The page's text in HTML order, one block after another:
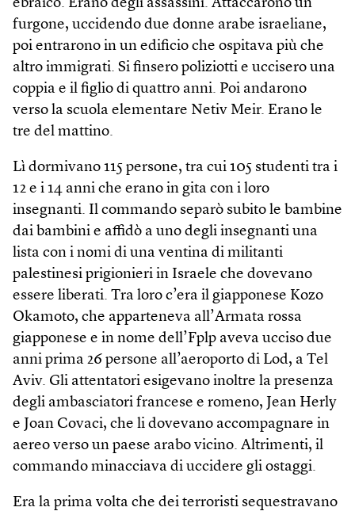
ebraico. Erano degli assassini. Attaccarono un
furgone, uccidendo due donne arabe israeliane,
poi entrarono in un edificio che ospitava più che
altro immigrati. Si finsero poliziotti e uccisero una
coppia e il figlio di quattro anni. Poi andarono
verso la scuola elementare Netiv Meir. Erano le
tre del mattino.
Lì dormivano 115 persone, tra cui 105 studenti tra i
12 e i 14 anni che erano in gita con i loro
insegnanti. Il commando separò subito le bambine
dai bambini e affidò a uno degli insegnanti una
lista con i nomi di una ventina di militanti
palestinesi prigionieri in Israele che dovevano
essere liberati. Tra loro c’era il giapponese Kozo
Okamoto, che apparteneva all’Armata rossa
giapponese e in nome dell’Fplp aveva ucciso due
anni prima 26 persone all’aeroporto di Lod, a Tel
Aviv. Gli attentatori esigevano inoltre la presenza
degli ambasciatori francese e romeno, Jean Herly
e Joan Covaci, che li dovevano accompagnare in
aereo verso un paese arabo vicino. Altrimenti, il
commando minacciava di uccidere gli ostaggi.
Era la prima volta che dei terroristi sequestravano